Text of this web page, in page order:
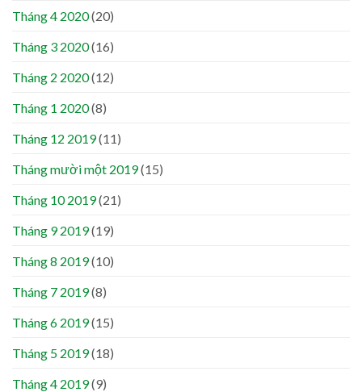
Tháng 4 2020(20)
Tháng 3 2020(16)
Tháng 2 2020(12)
Tháng 1 2020(8)
Tháng 12 2019(11)
Tháng mười một 2019(15)
Tháng 10 2019(21)
Tháng 9 2019(19)
Tháng 8 2019(10)
Tháng 7 2019(8)
Tháng 6 2019(15)
Tháng 5 2019(18)
Tháng 4 2019(9)